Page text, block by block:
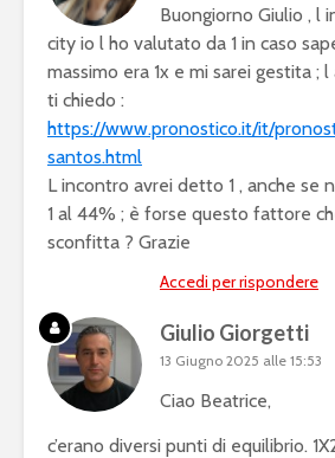
Buongiorno Giulio , l
city io l ho valutato da 1 in caso
massimo era 1x e mi sarei gestita ;
ti chiedo :
https://www.pronostico.it/it/
santos.html
L incontro avrei detto 1 , anche se
1 al 44% ; è forse questo fattore
sconfitta ? Grazie
Accedi per rispondere
Giulio Giorgetti
13 Giugno 2025 alle 15:53
Ciao Beatrice,
c’erano diversi punti di equilibrio.